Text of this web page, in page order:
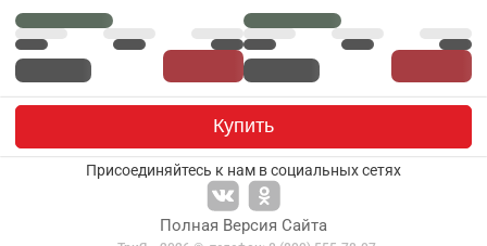
Цвет каркаса
Фасады
Зеркало
Да
Количество
2
Тип фасада
Глухой/Зеркало
Цвет фасада
Белый матовый
24 месяца
Купить
Присоединяйтесь к нам в социальных сетях
Полная Версия Сайта